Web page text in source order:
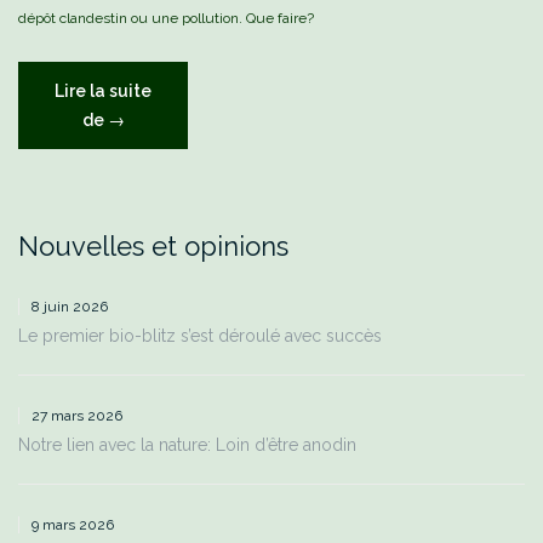
dépôt clandestin ou une pollution. Que faire?
Lire la suite
de « Signaler
un
« Fixmystreet » »
→
Nouvelles et opinions
8 juin 2026
Le premier bio-blitz s’est déroulé avec succès
27 mars 2026
Notre lien avec la nature: Loin d’être anodin
9 mars 2026